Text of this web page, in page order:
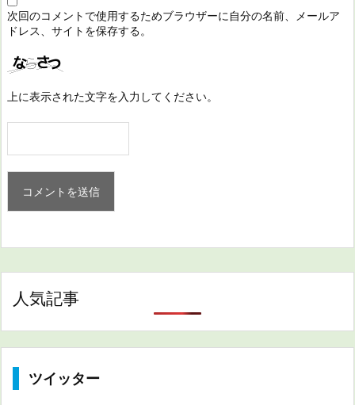
次回のコメントで使用するためブラウザーに自分の名前、メールア
ドレス、サイトを保存する。
上に表示された文字を入力してください。
人気記事
ツイッター